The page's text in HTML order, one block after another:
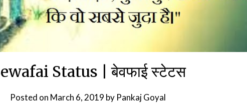
Status | बेवफाई स्टेटस
Posted on March 6, 2019 by Pankaj Goyal